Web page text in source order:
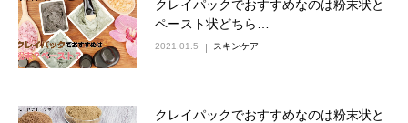
クレイパックでおすすめなのは粉末状と
ペースト状どちら…
2021.01.5 スキンケア
クレイパックでおすすめなのは粉末状と